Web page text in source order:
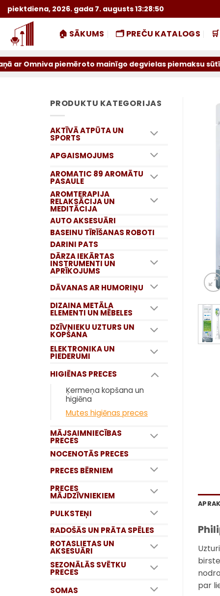
Skip
to
content
piektdiena, 2026. gada 7. augusts 13:28:51
🏠 SĀKUMS 🗂️ PREČU KATALOGS
piemēroto mainīgo degvielas piemaksu sūtījumiem
PRODUKTU KATEGORIJAS
AKTĪVĀ ATPŪTA UN
SPORTS
APGAISMOJUMS
AROMATIC 89 AROMĀTU
PASAULE
AROMTERAPIJA
RELAKSĀCIJA UN
MEDITĀCIJA
AUTO AKSESUĀRI
BASEINU TĪRĪŠANAS ROBOTI
DARINI PATS
DĀRZA IEKĀRTAS
INSTRUMENTI UN
APRĪKOJUMS
DĀVANAS AR HUMORIŅU
DIZAINA METĀLA
ELEMENTI UN MĒBELES
DZĪVNIEKU UZTURS UN
KOPŠANA
ELEKTRONIKA UN
PIEDERUMI
HIGIĒNAS PRECES
Ķermeņa kopšana un
higiēna
Mutes higiēnas preces
MĀJSAIMNIECĪBAS
PRECES
NOCENOTĀS PRECES
PRECES BĒRNIEM
PRECES
MĀJDZĪVNIEKIEM
PULKSTEŅI
RADOŠĀS UN PRĀTA SPĒLES
ROTASLIETAS UN
AKSESUĀRI
SEZONĀLĀS SVĒTKU
PRECES
SOMAS
par